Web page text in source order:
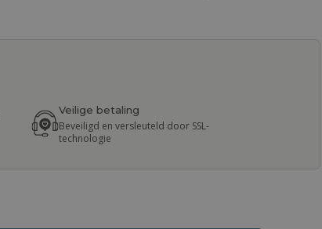
Veilige betaling
Beveiligd en versleuteld door SSL-
technologie